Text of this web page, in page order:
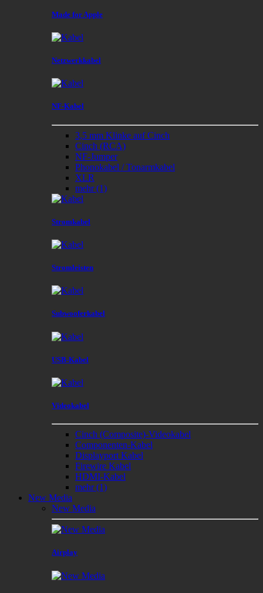
Made for Apple
Netzwerkkabel
NF-Kabel
3,5 mm Klinke auf Cinch
Cinch (RCA)
NF-Jumper
Phonokabel / Tonarmkabel
XLR
mehr(1)
Stromkabel
Stromleisten
Subwooferkabel
USB-Kabel
Videokabel
Cinch (Composite)-Videokabel
Componenten-Kabel
Displayport Kabel
Firewire Kabel
HDMI-Kabel
mehr(1)
New Media
New Media
Airplay